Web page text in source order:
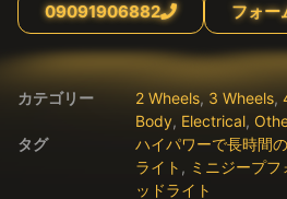
09091906882 フォー
カテゴリー 2 Wheels, 3 Wheels,
Body, Electrical,
タグ
ハイパワーで長時間
ライト , ミニジープ
ッドライト